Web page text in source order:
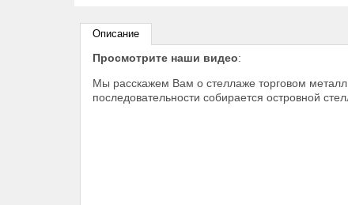
Описание
Просмотрите наши видео:
Мы расскажем Вам о стеллаже торговом
последовательности собирается островной